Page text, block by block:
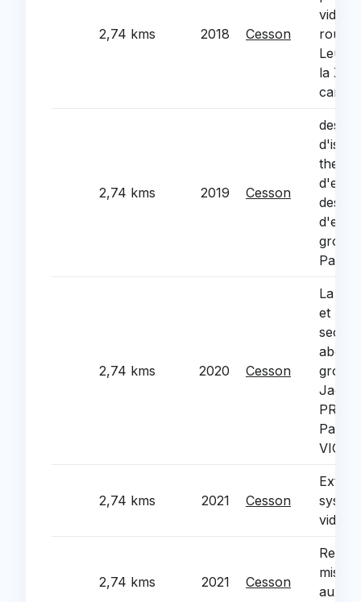
2,74 kms 2018 Cesson
route
Leu et
la
2,74 kms 2019 Cesson
des
des
Paul
2,74 kms 2020 Cesson
La
et
Paul-
2,74 kms 2021 Cesson
2,74 kms 2021 Cesson
mise
aux